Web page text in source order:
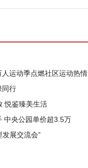
运动季点燃社区运动热情
同行
悦鉴臻美生活
中央公园单价超3.5万
展交流会”